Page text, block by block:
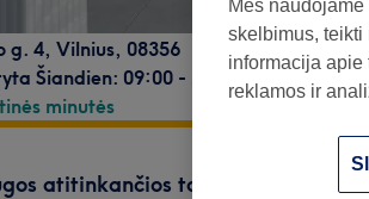
g. 4, Vilnius, 08356
Šiandien: 09:00 - 21:00
minutės
atitinkančios tavo paiešką
Mes
skelbimus, teikti
informacija
reklamos ir